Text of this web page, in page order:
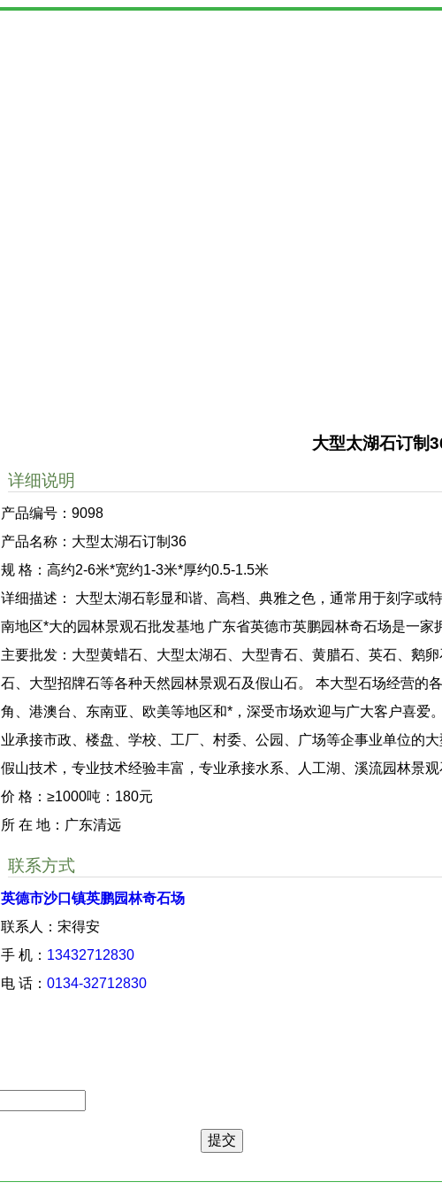
大型太湖石订制
详细说明
产品编号：9098
产品名称：大型太湖石订制36
规 格：高约2-6米*宽约1-3米*厚约0.5-1.5米
详细描述： 大型太湖石彰显和谐、高档、典雅之色，通常用于刻字或
南地区*大的园林景观石批发基地 广东省英德市英鹏园林奇石场是一
主要批发：大型黄蜡石、大型太湖石、大型青石、黄腊石、英石、鹅
石、大型招牌石等各种天然园林景观石及假山石。 本大型石场经营的
角、港澳台、东南亚、欧美等地区和*，深受市场欢迎与广大客户喜爱
业承接市政、楼盘、学校、工厂、村委、公园、广场等企事业单位的
假山技术，专业技术经验丰富，专业承接水系、人工湖、溪流园林景观
价 格：≥1000吨：180元
所 在 地：广东清远
联系方式
英德市沙口镇英鹏园林奇石场
联系人：宋得安
手 机： 13432712830
电 话：0134-32712830